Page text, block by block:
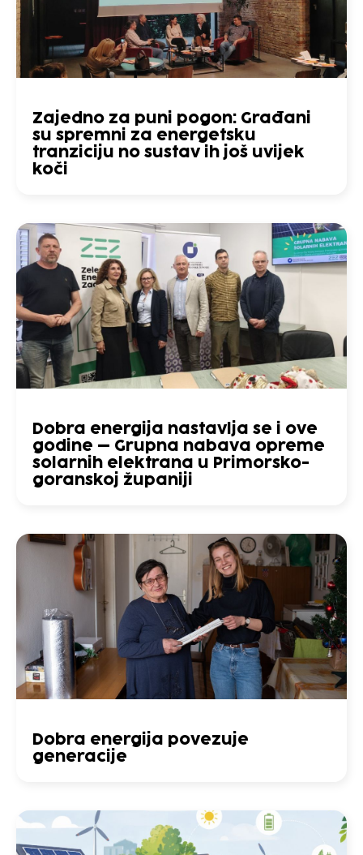
Zajedno za puni pogon: Građani
su spremni za energetsku
tranziciju no sustav ih još uvijek
koči
Dobra energija nastavlja se i ove
godine – Grupna nabava opreme
solarnih elektrana u Primorsko-
goranskoj županiji
Dobra energija povezuje
generacije